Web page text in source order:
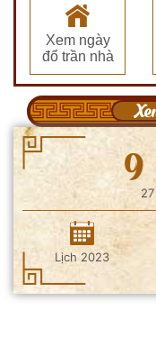
Xem ngày
đổ trần nhà
9
Lịch 2023